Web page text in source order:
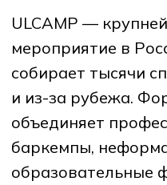
ULCAMP —
мероприятие в
собирает тысячи
и из-за рубежа.
объединяет
баркемпы,
образовательные